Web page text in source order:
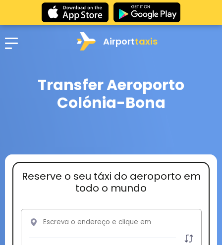
Airporttaxis
Transfer Aeroporto
Colónia-Bona
Reserve o seu táxi do aeroporto em
todo o mundo